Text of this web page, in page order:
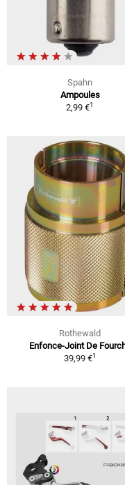
Spahn
Ampoules
2,99 €1
Rothewald
Enfonce-Joint De
39,99 €1